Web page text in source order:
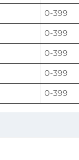
0-399
0-399
0-399
0-399
0-399